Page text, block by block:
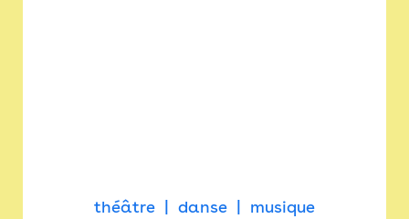
théâtre danse musique